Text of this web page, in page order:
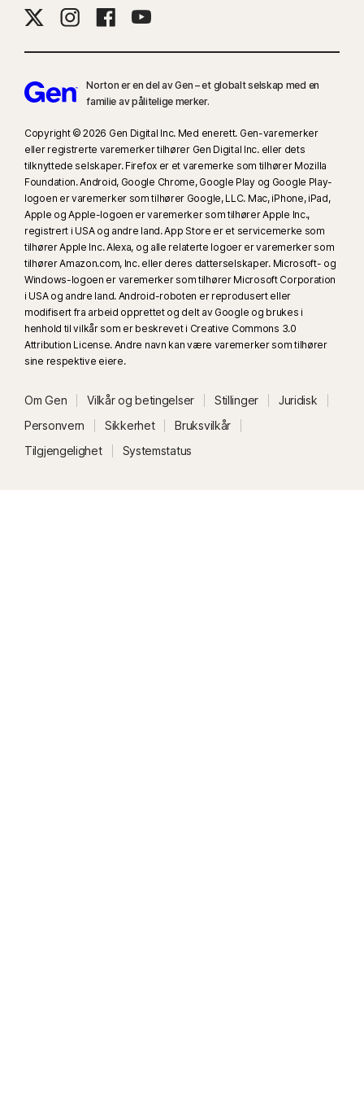
Populære nettlesere støttes, inkludert Chrome, Edge og FireFox. Tilgang
nettleseren i appen må brukes på iOS- og Android-enheter for å få mest
Dark Web Monitoring er kun tilgjengelig i enkelte land. Overvåket
informasjon varierer avhengig av bostedsland eller valgt plan. Som
standard overvåkes e-postadressen din. Overvåkningen starter
umiddelbart. Logg på kontoen for å angi mer informasjon for overvåkning.
Kun tilgjengelig på Android- og iOS-enheter med fingeravtrykks-
autentisering eller Touch ID/ Face ID aktivert.
Fungerer bare på Mac og Windows via en støttet utvidelse og krever
en mobilenhet med appen installert. Må være logget på mobilappen
Norton Password Manager og nettleserutvidelsen med samme konto, og
ha Opplåsing av hvelv uten passord konfigurert.
Norton er en del av Gen – et globalt selskap med en
familie av pålitelige merker.
Copyright © 2026 Gen Digital Inc. Med enerett. Gen-varemerker
eller registrerte varemerker tilhører Gen Digital Inc. eller dets
tilknyttede selskaper. Firefox er et varemerke som tilhører Mozilla
Foundation. Android, Google Chrome, Google Play og Google Play-
logoen er varemerker som tilhører Google, LLC. Mac, iPhone, iPad,
Apple og Apple-logoen er varemerker som tilhører Apple Inc.,
registrert i USA og andre land. App Store er et servicemerke som
tilhører Apple Inc. Alexa, og alle relaterte logoer er varemerker som
tilhører Amazon.com, Inc. eller deres datterselskaper. Microsoft- og
Windows-logoen er varemerker som tilhører Microsoft Corporation
i USA og andre land. Android-roboten er reprodusert eller
modifisert fra arbeid opprettet og delt av Google og brukes i
henhold til vilkår som er beskrevet i Creative Commons 3.0
Attribution License. Andre navn kan være varemerker som tilhører
sine respektive eiere.
Om Gen Vilkår og betingelser Stillinger
Juridisk
Personvern
Sikkerhet
Bruksvilkår
Tilgjengelighet
Systemstatus